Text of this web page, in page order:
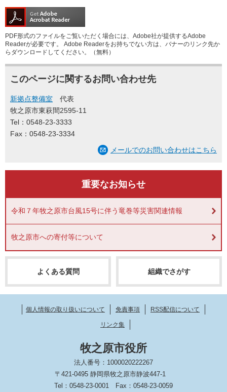
PDF形式のファイルをご覧いただく場合には、Adobe社が提供するAdobe
Readerが必要です。
Adobe Readerをお持ちでない方は、バナーのリンク先か
らダウンロードしてください。（無料）
このページに関するお問い合わせ先
新拠点整備室
代表
牧之原市東萩間2595-11
Tel：0548-23-3333
Fax：0548-23-3334
メールでのお問い合わせはこちら
重要なお知らせ
令和７年牧之原市台風15号に伴う竜巻等災害関連情報
牧之原市への寄付等について
よくある質問 組織でさがす
個人情報の取り扱いについて 免責事項 RSS配信について
リンク集
牧之原市役所
法人番号：1000020222267
〒421-0495 静岡県牧之原市静波447-1
Tel：0548-23-0001
Fax：0548-23-0059